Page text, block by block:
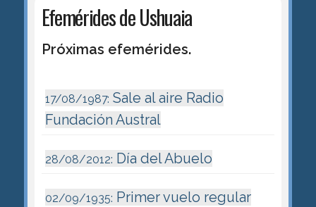
Efemérides de Ushuaia
Próximas efemérides.
17/08/1987: Sale al aire Radio
Fundación Austral
28/08/2012: Día del Abuelo
02/09/1935: Primer vuelo regular